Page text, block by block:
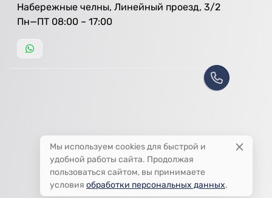
Набережные челны, Линейный проезд, 3/2
Пн—ПТ 08:00 – 17:00
Мы используем cookies для быстрой и
удобной работы сайта. Продолжая
пользоваться сайтом, вы принимаете
условия обработки персональных данных.